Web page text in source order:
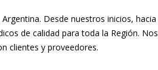
Desde nuestros inicios, hacia
de calidad para toda la Región. Nos
clientes y proveedores.